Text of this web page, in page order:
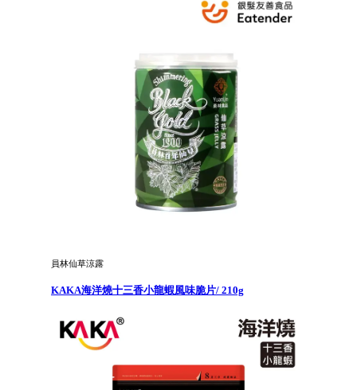
員林仙草涼露
KAKA海洋燒十三香小龍蝦風味脆片/ 210g